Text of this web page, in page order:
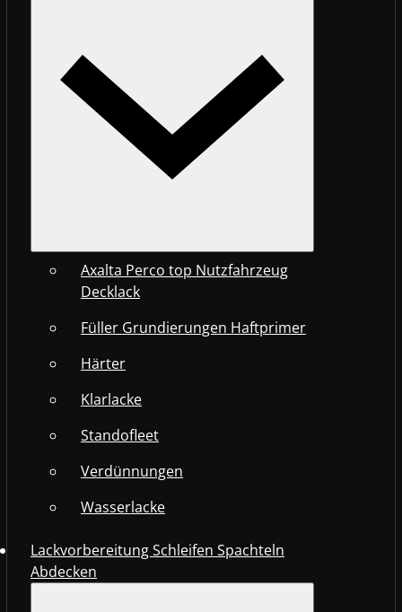
Axalta Perco top Nutzfahrzeug
Decklack
Füller Grundierungen Haftprimer
Härter
Klarlacke
Standofleet
Verdünnungen
Wasserlacke
Lackvorbereitung Schleifen Spachteln
Abdecken